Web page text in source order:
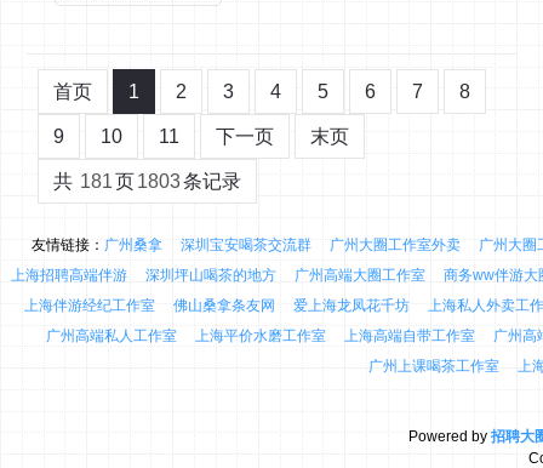
首页 1 2 3 4 5 6 7 8
9 10 11 下一页 末页
共 181页1803条记录
友情链接： 广州桑拿 深圳宝安喝茶交流群 广州大圈工作室外卖
广州大圈
上海招聘高端伴游
深圳坪山喝茶的地方 广州高端大圈工作室
商务ww伴游大
上海伴游经纪工作室
佛山桑拿条友网 爱上海龙凤花千坊
上海私人外卖工
广州高端私人工作室
上海平价水磨工作室 上海高端自带工作室
广州高
广州上课喝茶工作室
上
Powered by 招聘大